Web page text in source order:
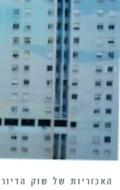
האכזריות של שוק